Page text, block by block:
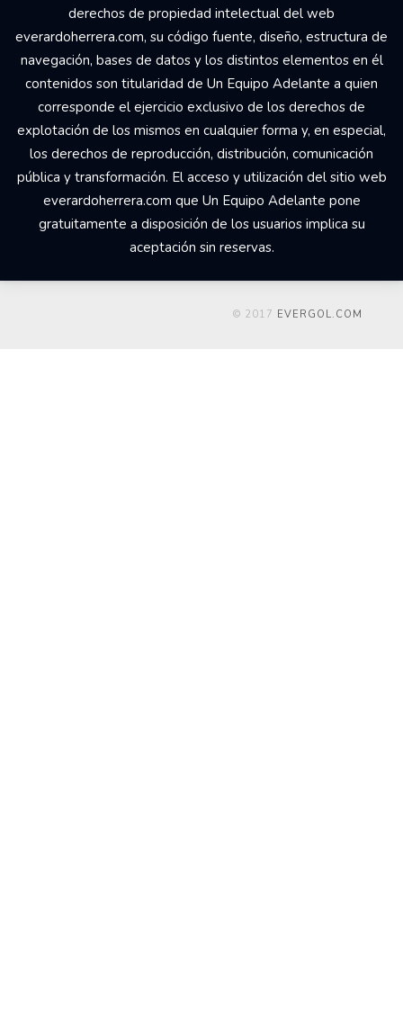
derechos de propiedad intelectual del web
everardoherrera.com, su código fuente, diseño, estructura de
navegación, bases de datos y los distintos elementos en él
contenidos son titularidad de Un Equipo Adelante a quien
corresponde el ejercicio exclusivo de los derechos de
explotación de los mismos en cualquier forma y, en especial,
los derechos de reproducción, distribución, comunicación
pública y transformación. El acceso y utilización del sitio web
everardoherrera.com que Un Equipo Adelante pone
gratuitamente a disposición de los usuarios implica su
aceptación sin reservas.
© 2017 EVERGOL.COM